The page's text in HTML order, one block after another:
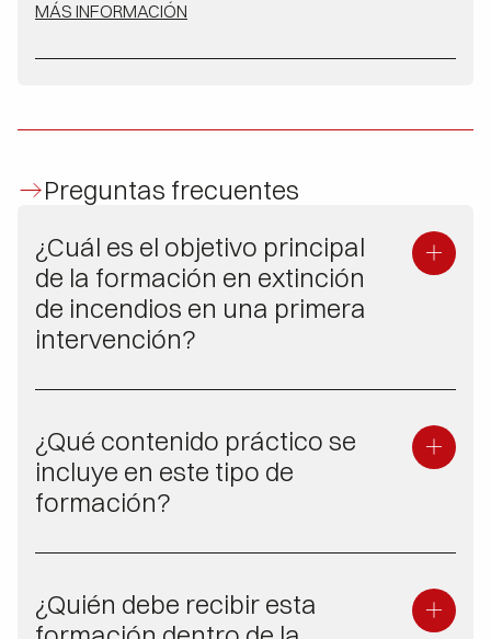
MÁS INFORMACIÓN
Preguntas frecuentes
¿Cuál es el objetivo principal
de la formación en extinción
de incendios en una primera
intervención?
Dotar a los trabajadores de los conocimientos y
manera rápida, segura y eficaz ante un conato
de incendio, evitando que evolucione a un
incendio de mayor magnitud y minimizando
riesgos para las personas y las instalaciones.
¿Qué contenido práctico se
incluye en este tipo de
formación?
La formación práctica suele incluir el manejo de
distintos tipos de extintores, prácticas con fuego
real controlado, uso de bocas de incendio
equipadas (BIEs) y procedimientos de
¿Quién debe recibir esta